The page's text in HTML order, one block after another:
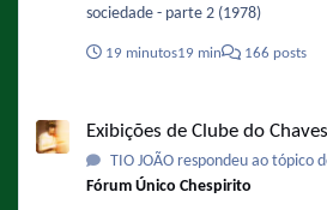
sociedade - parte 2 (1978)
19 minutos19 min 166 posts
Exibições de Clube do
TIO JOÃO respondeu ao tópico
Fórum Único Chespirito